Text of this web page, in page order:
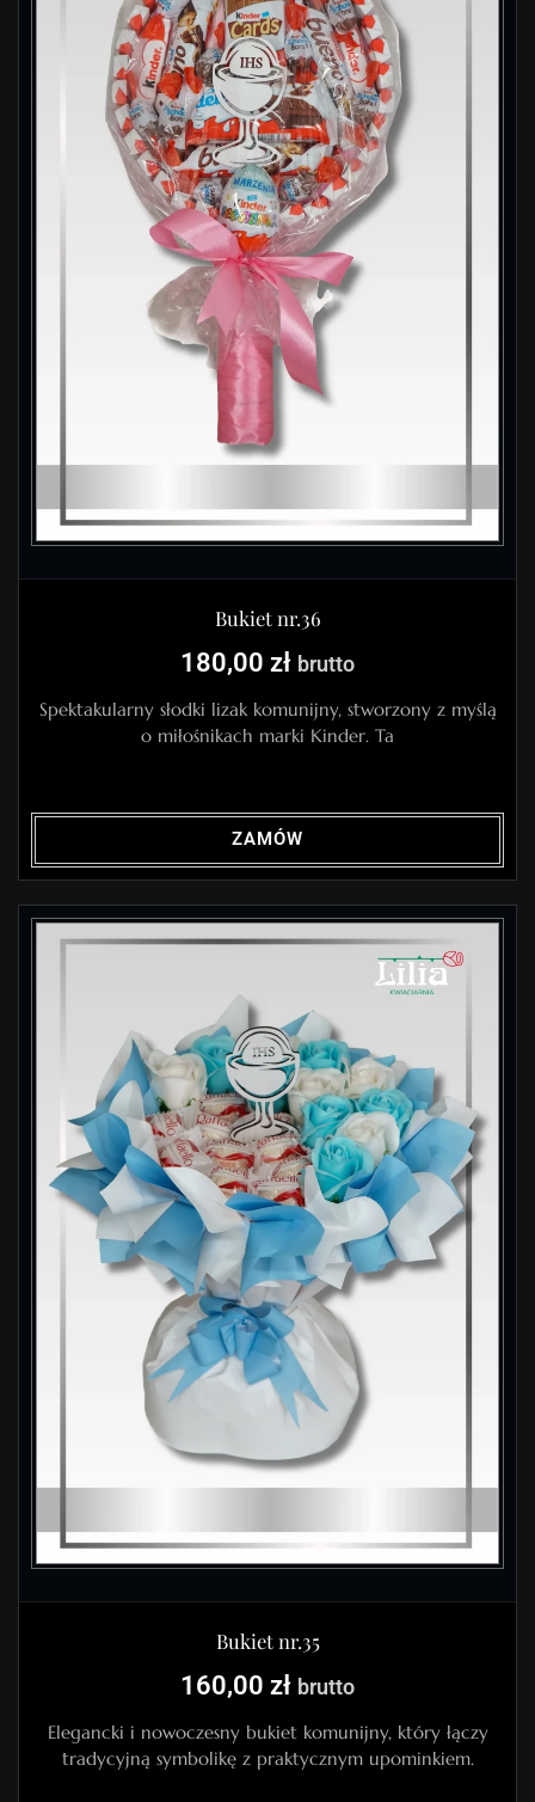
Bukiet nr.36
180,00 zł brutto
Spektakularny słodki lizak komunijny, stworzony z myślą
o miłośnikach marki Kinder. Ta
ZAMÓW
Bukiet nr.35
160,00 zł brutto
Elegancki i nowoczesny bukiet komunijny, który łączy
tradycyjną symbolikę z praktycznym upominkiem.